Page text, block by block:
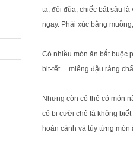
ta, đôi đũa, chiếc bát sâu là
ngay. Phải xúc bằng
Có nhiều món ăn bắt buộc
bit-tết… miếng đậu ráng
Nhưng còn có thể có món
có bị cười chê là không
hoàn cảnh và tùy từng